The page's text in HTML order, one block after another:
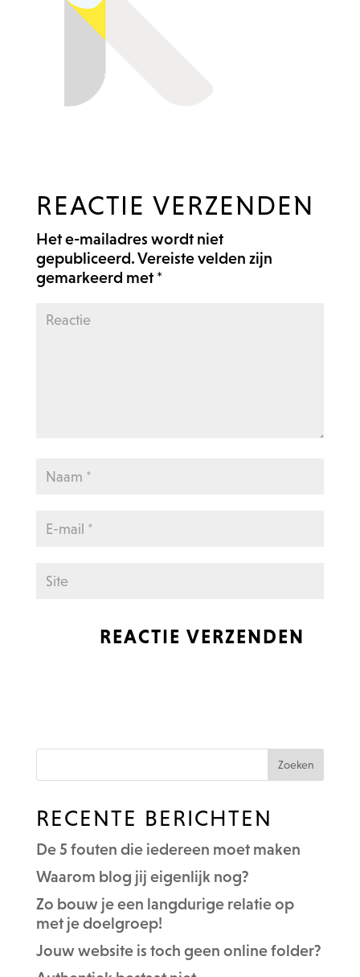
REACTIE VERZENDEN
Het e-mailadres wordt niet
gepubliceerd.Vereiste velden zijn
gemarkeerd met *
RECENTE BERICHTEN
De 5 fouten die iedereen moet maken
Waarom blog jij eigenlijk nog?
Zo bouw je een langdurige relatie op
met je doelgroep!
Jouw website is toch geen online folder?